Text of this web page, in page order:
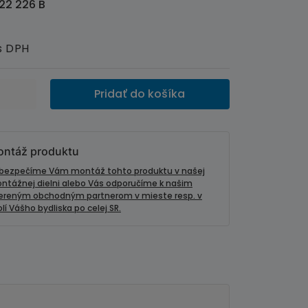
226 B
DPH
Pridať do košíka
produktu
Vám montáž tohto produktu v našej
dielni alebo Vás odporučíme k našim
obchodným partnerom v mieste resp. v
Vášho bydliska po celej SR.